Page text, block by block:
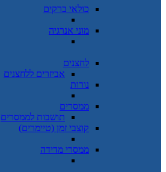
כולאי ברקים
מוני אנרגיה
לחצנים
אביזרים ללחצנים
נורות
ממסרים
תושבות לממסרים
קוצבי זמן (טיימרים)
ממסרי מדידה